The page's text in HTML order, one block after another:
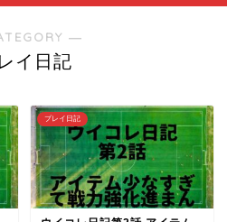
―
イ日記
プレイ日記